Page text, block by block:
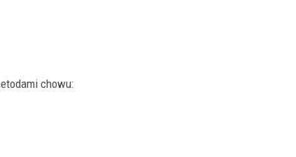
chowu: